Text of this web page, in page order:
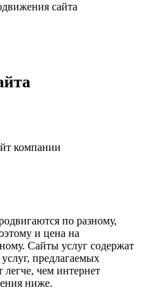
сайта
компании
по разному,
и цена на
Сайты услуг содержат
предлагаемых
легче, чем интернет
ниже.